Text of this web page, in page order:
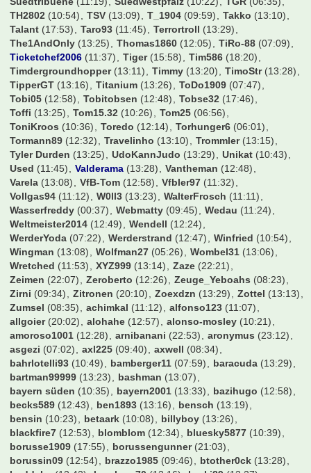
Suedtribuene (11:19) Suedwestpfalz (10:22) TGR (06:35)
TH2802 (10:54) TSV (13:09) T_1904 (09:59) Takko (13:10)
Talant (17:53) Taro93 (11:45) Terrortroll (13:29)
The1AndOnly (13:25) Thomas1860 (12:05) TiRo-88 (07:09)
Ticketchef2006 (11:37) Tiger (15:58) Tim586 (18:20)
Timdergroundhopper (13:11) Timmy (13:20) TimoStr (13:28)
TipperGT (13:16) Titanium (13:26) ToDo1909 (07:47)
Tobi05 (12:58) Tobitobsen (12:48) Tobse32 (17:46)
Toffi (13:25) Tom15.32 (10:26) Tom25 (06:56)
ToniKroos (10:36) Toredo (12:14) Torhunger6 (06:01)
Tormann89 (12:32) Travelinho (13:10) Trommler (13:15)
Tyler Durden (13:25) UdoKannJudo (13:29) Unikat (10:43)
Used (11:45) Valderama (13:28) Vantheman (12:48)
Varela (13:08) VfB-Tom (12:58) Vfbler97 (11:32)
Vollgas94 (11:12) W0ll3 (13:23) WalterFrosch (11:11)
Wasserfreddy (00:37) Webmatty (09:45) Wedau (11:24)
Weltmeister2014 (12:49) Wendell (12:24)
WerderYoda (07:22) Werderstrand (12:47) Winfried (10:54)
Wingman (13:08) Wolfman27 (05:26) Wombel31 (13:06)
Wretched (11:53) XYZ999 (13:14) Zaze (22:21)
Zeimen (22:07) Zeroberto (12:26) Zeuge_Yeboahs (08:23)
Zirni (09:34) Zitronen (20:10) Zoexdzn (13:29) Zottel (13:13)
Zumsel (08:35) achimkal (11:12) alfonso123 (11:07)
allgoier (20:02) alohahe (12:57) alonso-mosley (10:21)
amoroso1001 (12:28) arnibanani (22:53) aronymus (23:12)
asgezi (07:02) axl225 (09:40) axwell (08:34)
bahrlotelli93 (10:49) bamberger11 (07:59) baracuda (13:29)
bartman99999 (13:23) bashman (13:07)
bayern süden (10:35) bayern2001 (13:33) bazihugo (12:58)
becks589 (12:43) ben1893 (13:16) bensch (13:19)
bensin (10:23) betaark (10:08) billyboy (13:26)
blackfire7 (12:53) blomblom (12:34) bluesky5877 (10:39)
borusse1909 (17:55) borussengunner (21:03)
borussin09 (12:54) brazzo1985 (09:46) btother0ck (13:28)